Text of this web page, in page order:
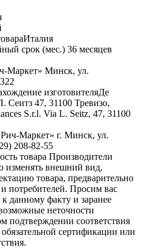
Италия
срок (мес.) 36 месяцев
Маркет» Минск, ул.
изготовителяДе
47, 31100 Тревизо,
S.r.l. Via L. Seitz, 47, 31100
Маркет» г. Минск, ул.
208-82-55
товара Производители
изменять внешний вид,
товара, предварительно
потребителей. Просим вас
данному факту и заранее
неточности
подтверждении соответствия
сертификации или